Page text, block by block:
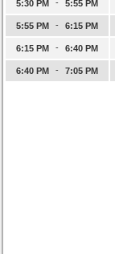
5:30 PM - 5:55 PM
5:55 PM - 6:15 PM
6:15 PM - 6:40 PM
6:40 PM - 7:05 PM